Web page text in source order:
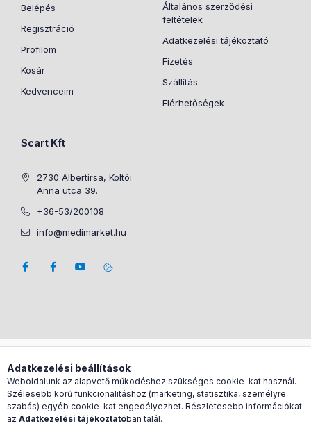
Belépés
Regisztráció
Profilom
Kosár
Kedvenceim
Általános szerződési
feltételek
Adatkezelési tájékoztató
Fizetés
Szállítás
Elérhetőségek
Scart Kft
2730 Albertirsa, Koltói
Anna utca 39.
+36-53/200108
info@medimarket.hu
Árukereső.hu
Adatkezelési beállítások
Weboldalunk az alapvető működéshez szükséges cookie-kat használ.
Szélesebb körű funkcionalitáshoz (marketing, statisztika, személyre
szabás) egyéb cookie-kat engedélyezhet. Részletesebb információkat
az Adatkezelési tájékoztatóban talál.